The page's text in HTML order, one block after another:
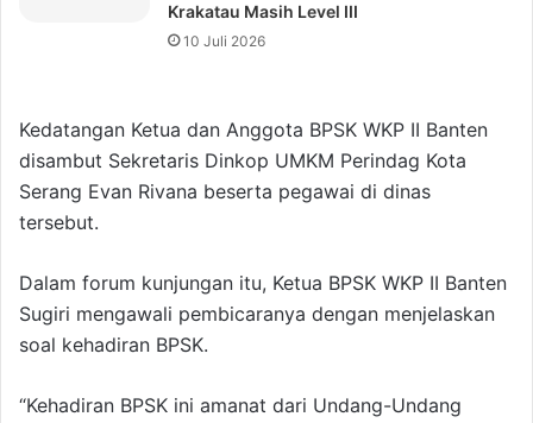
Krakatau Masih Level III
10 Juli 2026
Kedatangan Ketua dan Anggota BPSK WKP II Banten
disambut Sekretaris Dinkop UMKM Perindag Kota
Serang Evan Rivana beserta pegawai di dinas
tersebut.
Dalam forum kunjungan itu, Ketua BPSK WKP II Banten
Sugiri mengawali pembicaranya dengan menjelaskan
soal kehadiran BPSK.
“Kehadiran BPSK ini amanat dari Undang-Undang